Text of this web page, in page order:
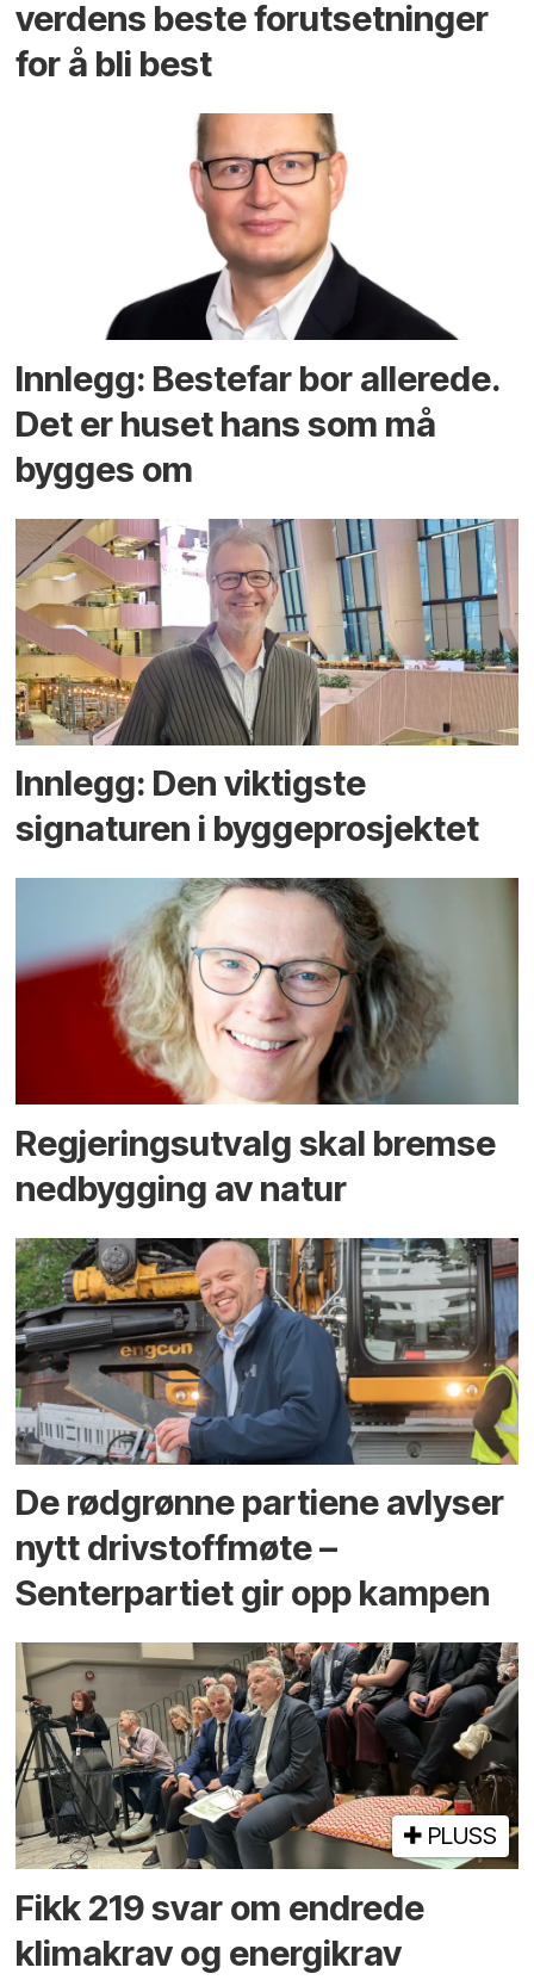
verdens beste forutsetninger
for å bli best
Innlegg: Bestefar bor allerede.
Det er huset hans som må
bygges om
Innlegg: Den viktigste
signaturen i bygge­­prosjektet
Regjerings­utvalg skal bremse
ned­bygging av natur
De rødgrønne partiene avlyser
nytt drivstoffmøte –
Senterpartiet gir opp kampen
PLUSS
Fikk 219 svar om endrede
klimakrav og energikrav